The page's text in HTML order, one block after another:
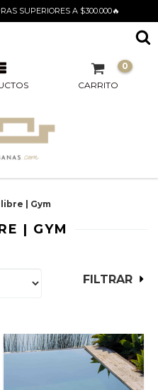
SUPERIORES A $300.000🔥
CARRITO
0
| Gym
| GYM
FILTRAR